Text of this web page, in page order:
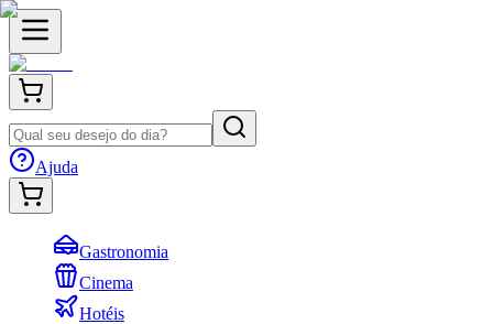
Ajuda
Gastronomia
Cinema
Hotéis